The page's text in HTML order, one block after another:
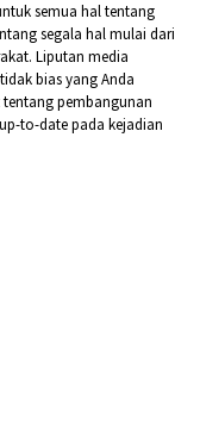
semua hal tentang
segala hal mulai dari
Liputan media
bias yang Anda
pembangunan
to-date pada kejadian